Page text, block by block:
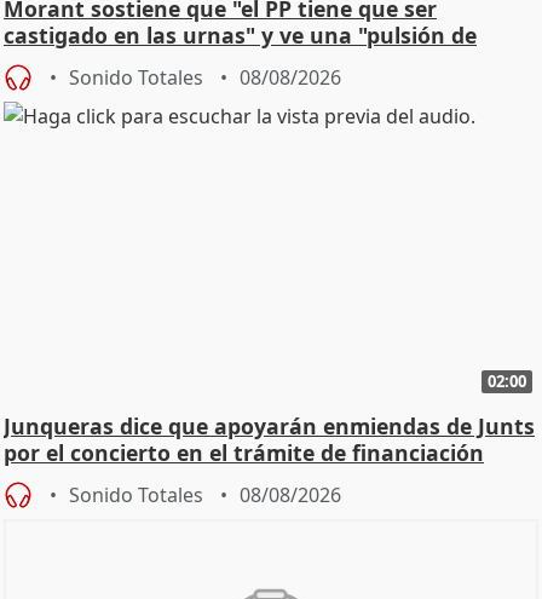
Morant sostiene que "el PP tiene que ser
castigado en las urnas" y ve una "pulsión de
cambio"
Sonido Totales 08/08/2026
02:00
Junqueras dice que apoyarán enmiendas de Junts
por el concierto en el trámite de financiación
Sonido Totales 08/08/2026